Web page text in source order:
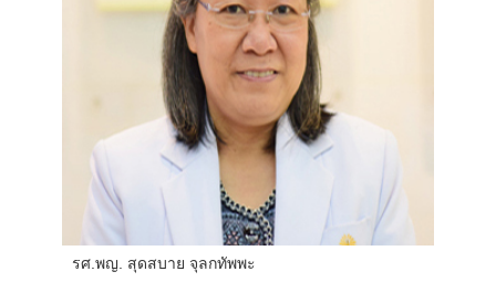
รศ.พญ. สุดสบาย จุลกทัพพะ